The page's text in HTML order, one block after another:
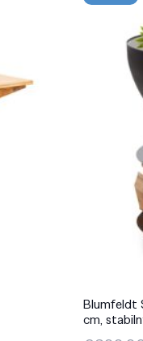
Blumfeldt
cm,